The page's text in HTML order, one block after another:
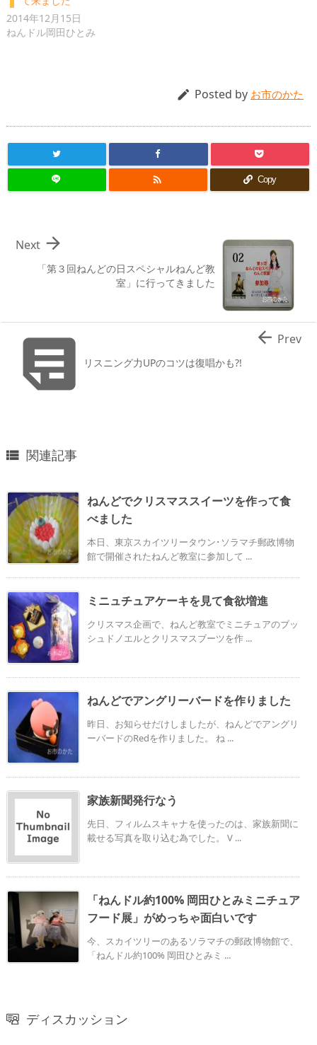
2014年12月15日
ねんドル岡田ひとみ
 Posted by お市のかた
 Copy
「第３回ねんどの日スペシャルねんど教
室」に行ってきました

Next
 リスニング力UPのコツは復唱かも?!
 Prev
 関連記事
ねんどでクリスマススイーツを作って食
べました
本日、東京スカイツリータウン･ソラマチ郵政博物
館で開催されたねんど教室に参加して ...
ミニュチュアケーキを見て食欲増進
クリスマス企画で、ねんど教室でミニチュアのブッ
シュドノエルとクリスマスブーツを作 ...
ねんどでアングリーバードを作りました
昨日、お知らせだけしましたが、ねんどでアングリ
ーバードのRedを作りました。 ね ...
家族新聞発行なう
先日、フィルムスキャナを使ったのは、家族新聞に
載せる写真を取り込む為でした。 V ...
「ねんドル約100% 岡田ひとみミニチュア
フード展」がめっちゃ面白いです
今、スカイツリーのあるソラマチの郵政博物館で、
「ねんドル約100% 岡田ひとみミ ...
ディスカッション